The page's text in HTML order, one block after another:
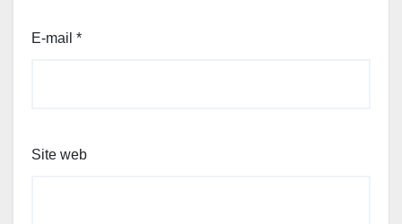
E-mail *
Site web